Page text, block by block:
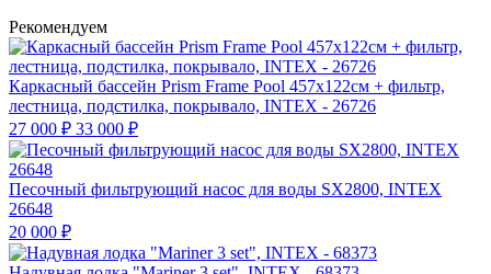
Рекомендуем
Каркасный бассейн Prism Frame Pool 457х122см + фильтр,
лестница, подстилка, покрывало, INTEX - 26726
27 000 ₽ 33 000 ₽
Песочный фильтрующий насос для воды SX2800, INTEX
26648
20 000 ₽